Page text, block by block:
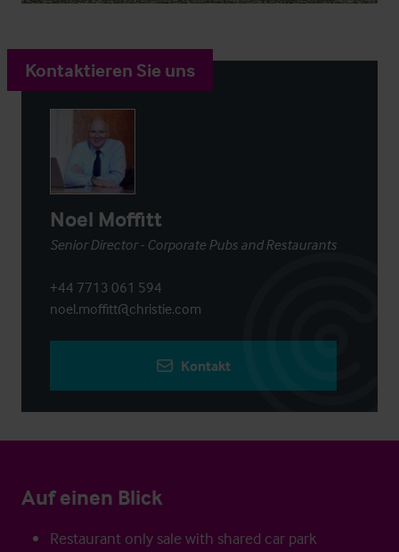
Kontaktieren Sie uns
Noel Moffitt
Senior Director - Corporate Pubs and Restaurants
+44 7713 061 594
noel.moffitt@christie.com
Kontakt
Auf einen Blick
Restaurant only sale with shared car park